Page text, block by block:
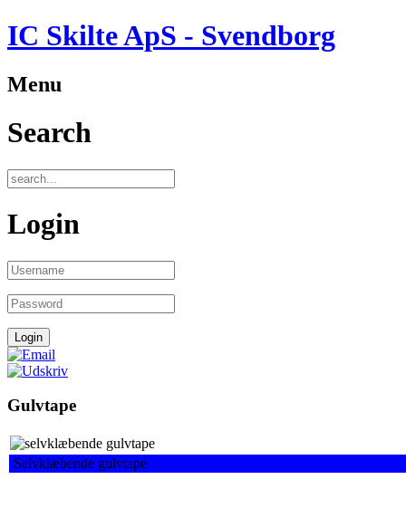
IC Skilte ApS - Svendborg
Menu
Search
Login
Gulvtape
Selvklæbende gulvtape